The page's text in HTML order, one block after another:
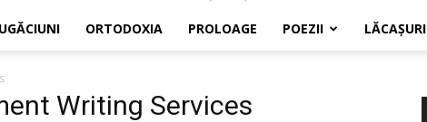
ORTODOXIA PROLOAGE POEZII LĂCAŞURI
Writing Services